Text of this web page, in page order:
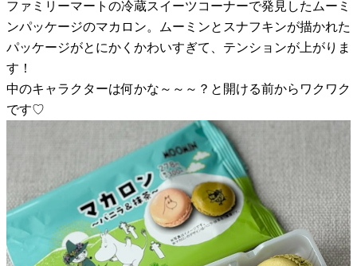
ファミリーマートの冷蔵スイーツコーナーで発見したムーミ
ンパッケージのマカロン。ムーミンとスナフキンが描かれた
パッケージがとにかくかわいすぎて、テンションが上がりま
す！
中のキャラクターは何かな～～～？と開ける前からワクワク
です♡